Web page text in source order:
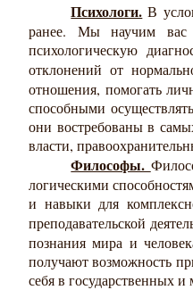
Психологи. В
ранее. Мы научим вас
психологическую
отклонений от
отношения, помогать
способными
они востребованы в
власти,
Философы.
логическими
и навыки для
преподавательской
познания мира и
получают возможность
себя в государственных